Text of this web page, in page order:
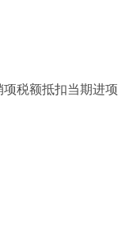
税额抵扣当期进项